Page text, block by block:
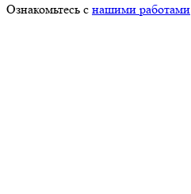
Ознакомьтесь с нашими работами